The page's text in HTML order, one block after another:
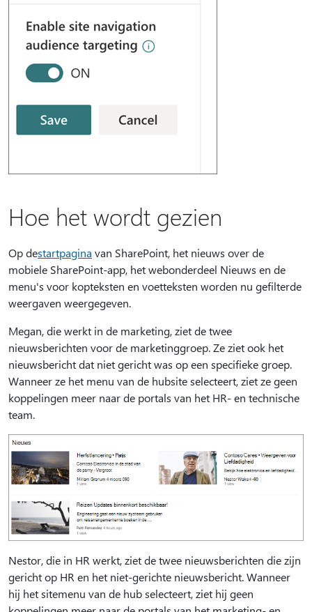
Hoe het wordt gezien
Op destartpagina van SharePoint, het nieuws over de
mobiele SharePoint-app, het webonderdeel Nieuws en de
menu's voor kopteksten en voetteksten worden nu gefilterde
weergaven weergegeven.
Megan, die werkt in de marketing, ziet de twee
nieuwsberichten voor de marketinggroep. Ze ziet ook het
nieuwsbericht dat niet gericht was op een specifieke groep.
Wanneer ze het menu van de hubsite selecteert, ziet ze geen
koppelingen meer naar de portals van het HR- en technische
team.
Nestor, die in HR werkt, ziet de twee nieuwsberichten die zijn
gericht op HR en het niet-gerichte nieuwsbericht. Wanneer
hij het sitemenu van de hub selecteert, ziet hij geen